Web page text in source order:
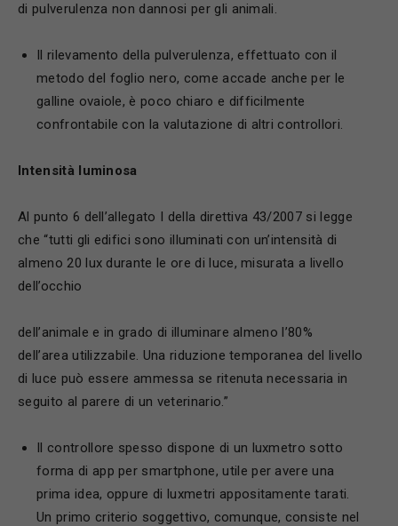
di pulverulenza non dannosi per gli animali.
Il rilevamento della pulverulenza, effettuato con il
metodo del foglio nero, come accade anche per le
galline ovaiole, è poco chiaro e difficilmente
confrontabile con la valutazione di altri controllori.
Intensità luminosa
Al punto 6 dell’allegato I della direttiva 43/2007 si legge
che “tutti gli edifici sono illuminati con un’intensità di
almeno 20 lux durante le ore di luce, misurata a livello
dell’occhio
dell’animale e in grado di illuminare almeno l’80%
dell’area utilizzabile. Una riduzione temporanea del livello
di luce può essere ammessa se ritenuta necessaria in
seguito al parere di un veterinario.”
Il controllore spesso dispone di un luxmetro sotto
forma di app per smartphone, utile per avere una
prima idea, oppure di luxmetri appositamente tarati.
Un primo criterio soggettivo, comunque, consiste nel